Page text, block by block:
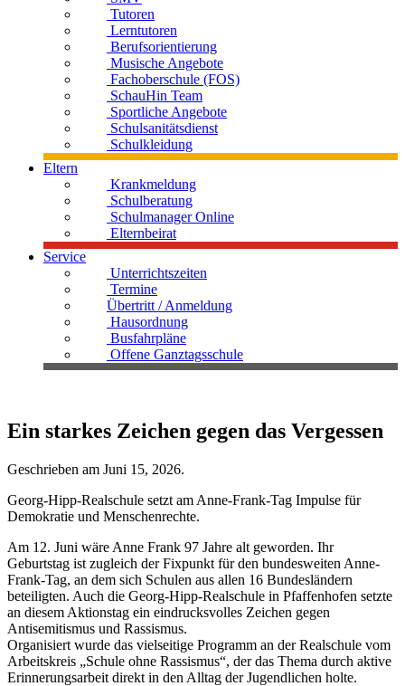
Tutoren
Lerntutoren
Berufsorientierung
Musische Angebote
Fachoberschule (FOS)
SchauHin Team
Sportliche Angebote
Schulsanitätsdienst
Schulkleidung
Eltern
Krankmeldung
Schulberatung
Schulmanager Online
Elternbeirat
Service
Unterrichtszeiten
Termine
Übertritt / Anmeldung
Hausordnung
Busfahrpläne
Offene Ganztagsschule
Ein starkes Zeichen gegen das Vergessen
Geschrieben am Juni 15, 2026.
Georg-Hipp-Realschule setzt am Anne-Frank-Tag Impulse für
Demokratie und Menschenrechte.
Am 12. Juni wäre Anne Frank 97 Jahre alt geworden. Ihr
Geburtstag ist zugleich der Fixpunkt für den bundesweiten Anne-
Frank-Tag, an dem sich Schulen aus allen 16 Bundesländern
beteiligten. Auch die Georg-Hipp-Realschule in Pfaffenhofen setzte
an diesem Aktionstag ein eindrucksvolles Zeichen gegen
Antisemitismus und Rassismus.
Organisiert wurde das vielseitige Programm an der Realschule vom
Arbeitskreis „Schule ohne Rassismus“, der das Thema durch aktive
Erinnerungsarbeit direkt in den Alltag der Jugendlichen holte.